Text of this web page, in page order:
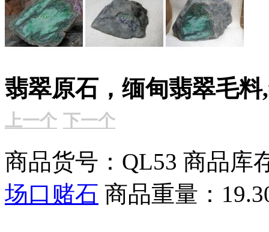
翡翠原石，缅甸翡翠毛
上一个 下一个
商品货号：QL53 商品库
场口赌石 商品重量：